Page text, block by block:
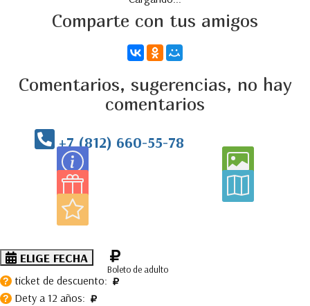
Comparte con tus amigos
Comentarios, sugerencias, no hay
comentarios
+7 (812) 660-55-78
ELIGE FECHA
Boleto de adulto
? ticket de descuento:
? Dety a 12 años: